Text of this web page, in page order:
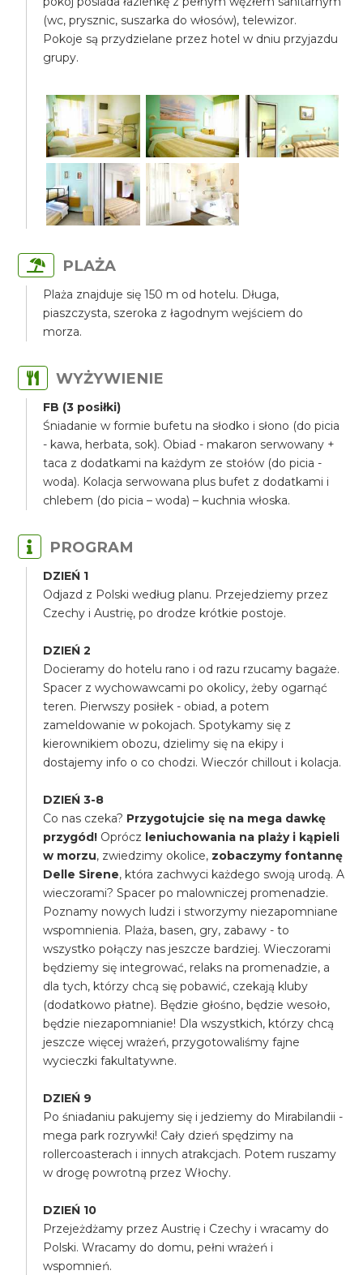
(wc, prysznic, suszarka do włosów), telewizor.
Pokoje są przydzielane przez hotel w dniu przyjazdu
grupy.
PLAŻA
Plaża znajduje się 150 m od hotelu. Długa,
piaszczysta, szeroka z łagodnym wejściem do
morza.
WYŻYWIENIE
FB (3 posiłki)
Śniadanie w formie bufetu na słodko i słono (do picia
- kawa, herbata, sok). Obiad - makaron serwowany +
taca z dodatkami na każdym ze stołów (do picia -
woda). Kolacja serwowana plus bufet z dodatkami i
chlebem (do picia – woda) – kuchnia włoska.
PROGRAM
DZIEŃ 1
Odjazd z Polski według planu. Przejedziemy przez
Czechy i Austrię, po drodze krótkie postoje.
DZIEŃ 2
Docieramy do hotelu rano i od razu rzucamy bagaże.
Spacer z wychowawcami po okolicy, żeby ogarnąć
teren. Pierwszy posiłek - obiad, a potem
zameldowanie w pokojach. Spotykamy się z
kierownikiem obozu, dzielimy się na ekipy i
dostajemy info o co chodzi. Wieczór chillout i kolacja.
DZIEŃ 3-8
Co nas czeka? Przygotujcie się na mega dawkę
przygód! Oprócz leniuchowania na plaży i kąpieli
w morzu, zwiedzimy okolice, zobaczymy fontannę
Delle Sirene, która zachwyci każdego swoją urodą. A
wieczorami? Spacer po malowniczej promenadzie.
Poznamy nowych ludzi i stworzymy niezapomniane
wspomnienia. Plaża, basen, gry, zabawy - to
wszystko połączy nas jeszcze bardziej. Wieczorami
będziemy się integrować, relaks na promenadzie, a
dla tych, którzy chcą się pobawić, czekają kluby
(dodatkowo płatne). Będzie głośno, będzie wesoło,
będzie niezapomnianie! Dla wszystkich, którzy chcą
jeszcze więcej wrażeń, przygotowaliśmy fajne
wycieczki fakultatywne.
DZIEŃ 9
Po śniadaniu pakujemy się i jedziemy do Mirabilandii -
mega park rozrywki! Cały dzień spędzimy na
rollercoasterach i innych atrakcjach. Potem ruszamy
w drogę powrotną przez Włochy.
DZIEŃ 10
Przejeżdżamy przez Austrię i Czechy i wracamy do
Polski. Wracamy do domu, pełni wrażeń i
wspomnień.